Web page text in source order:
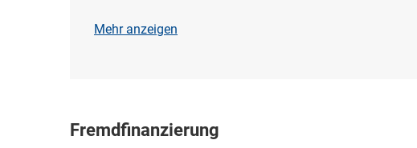
Mehr anzeigen
Fremdfinanzierung